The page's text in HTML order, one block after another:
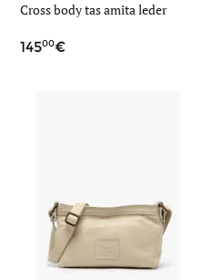
Cross body tas amita leder
14500